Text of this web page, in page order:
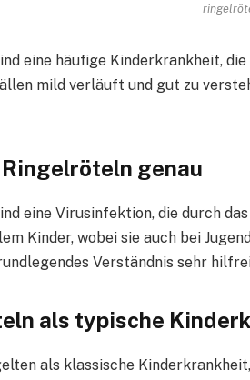
eine häufige Kinderkrankheit,
mild verläuft und gut zu
genau
eine Virusinfektion, die durch
Kinder, wobei sie auch bei
Verständnis sehr
als typische
als klassische